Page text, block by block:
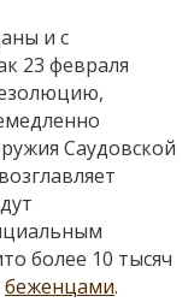
и с
23 февраля
Саудовской
более 10 тысяч
беженцами.